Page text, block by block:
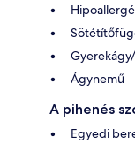
Ágynemű
A pihenés
Egyedi